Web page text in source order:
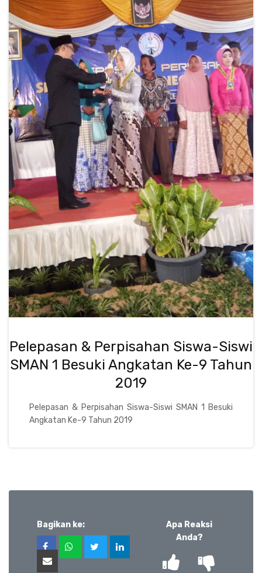
Pelepasan & Perpisahan Siswa-Siswi
SMAN 1 Besuki Angkatan Ke-9 Tahun
2019
Pelepasan & Perpisahan Siswa-Siswi SMAN 1 Besuki
Angkatan Ke-9 Tahun 2019
Bagikan ke:
Apa Reaksi
Anda?